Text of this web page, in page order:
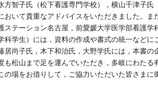
方智子氏（松下看護専門学校），横山千津子氏
おいて貴重なアドバイスをいただきました。ま
テーション名古屋，前愛媛大学医学部看護学
科学生）には，資料の作成や書式の統一などに
居尚子氏，木下和治氏，大野学氏には，本書の
も松山まで足を運んでいただき，多岐にわたる
の場をお借りして，ご協力いただいた皆さまに